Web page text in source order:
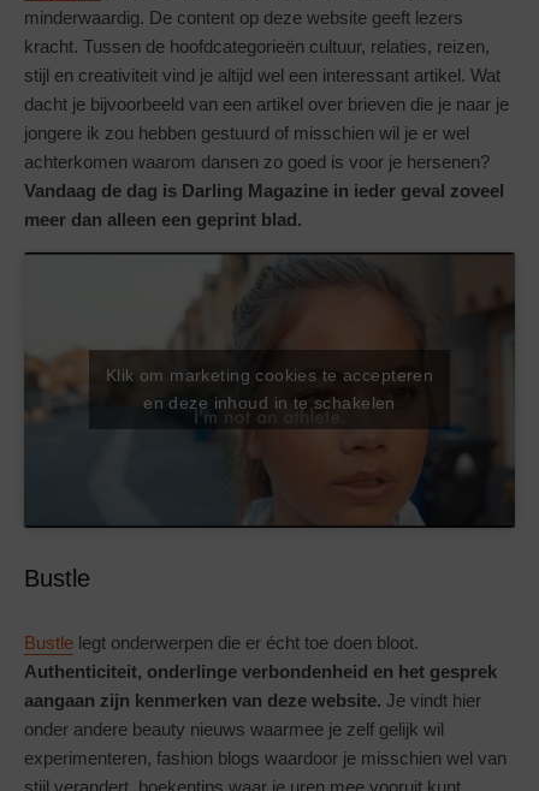
minderwaardig. De content op deze website geeft lezers
kracht. Tussen de hoofdcategorieën cultuur, relaties, reizen,
stijl en creativiteit vind je altijd wel een interessant artikel. Wat
dacht je bijvoorbeeld van een artikel over brieven die je naar je
jongere ik zou hebben gestuurd of misschien wil je er wel
achterkomen waarom dansen zo goed is voor je hersenen?
Vandaag de dag is Darling Magazine in ieder geval zoveel
meer dan alleen een geprint blad.
Klik om marketing cookies te accepteren
en deze inhoud in te schakelen
Bustle
Bustle legt onderwerpen die er écht toe doen bloot.
Authenticiteit, onderlinge verbondenheid en het gesprek
aangaan zijn kenmerken van deze website. Je vindt hier
onder andere beauty nieuws waarmee je zelf gelijk wil
experimenteren, fashion blogs waardoor je misschien wel van